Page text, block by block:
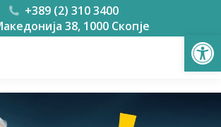
+389 (2) 310 3400
38, 1000 Скопје